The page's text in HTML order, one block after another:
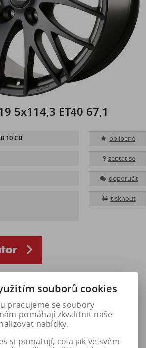
5x114,3 ET40 67,1
oblíbené
zeptat se
doporučit
tisknout
10 CB
souborů cookies
pracujeme se soubory
pomáhají zkvalitnit naše
nabídky.
si pamatují, co a jak ve svém